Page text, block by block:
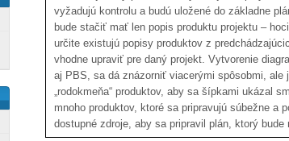
vyžadujú kontrolu a budú uložené do základne
bude stačiť mať len popis produktu projektu –
určite existujú popisy produktov z
vhodne upraviť pre daný projekt. Vytvorenie
aj PBS, sa dá znázorniť viacerými spôsobmi,
„rodokmeňa“ produktov, aby sa šípkami ukázal
mnoho produktov, ktoré sa pripravujú súbežne
dostupné zdroje, aby sa pripravil plán, ktorý bude